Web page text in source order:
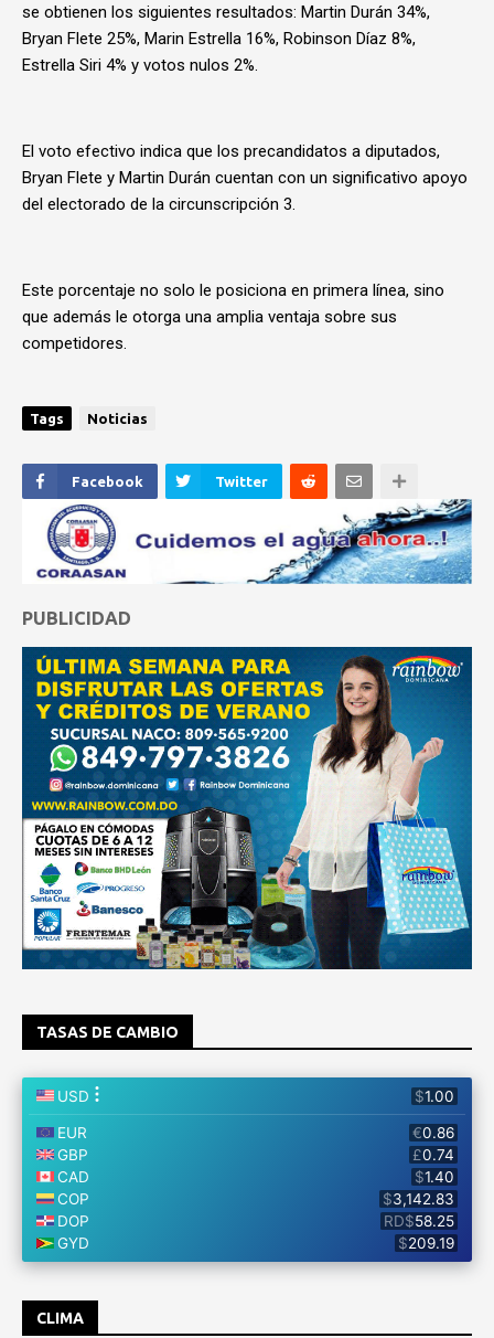
se obtienen los siguientes resultados: Martin Durán 34%,
Bryan Flete 25%, Marin Estrella 16%, Robinson Díaz 8%,
Estrella Siri 4% y votos nulos 2%.
El voto efectivo indica que los precandidatos a diputados,
Bryan Flete y Martin Durán cuentan con un significativo apoyo
del electorado de la circunscripción 3.
Este porcentaje no solo le posiciona en primera línea, sino
que además le otorga una amplia ventaja sobre sus
competidores.
Tags Noticias
Facebook Twitter
PUBLICIDAD
TASAS DE CAMBIO
CLIMA